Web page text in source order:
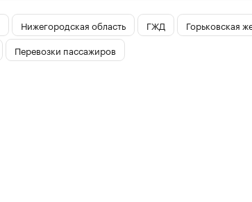
Нижегородская область ГЖД
Горьковская
Перевозки пассажиров